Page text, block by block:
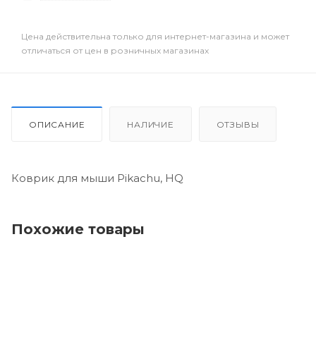
Цена действительна только для интернет-магазина и может
отличаться от цен в розничных магазинах
ОПИСАНИЕ НАЛИЧИЕ ОТЗЫВЫ
Коврик для мыши Pikachu, HQ
Похожие товары